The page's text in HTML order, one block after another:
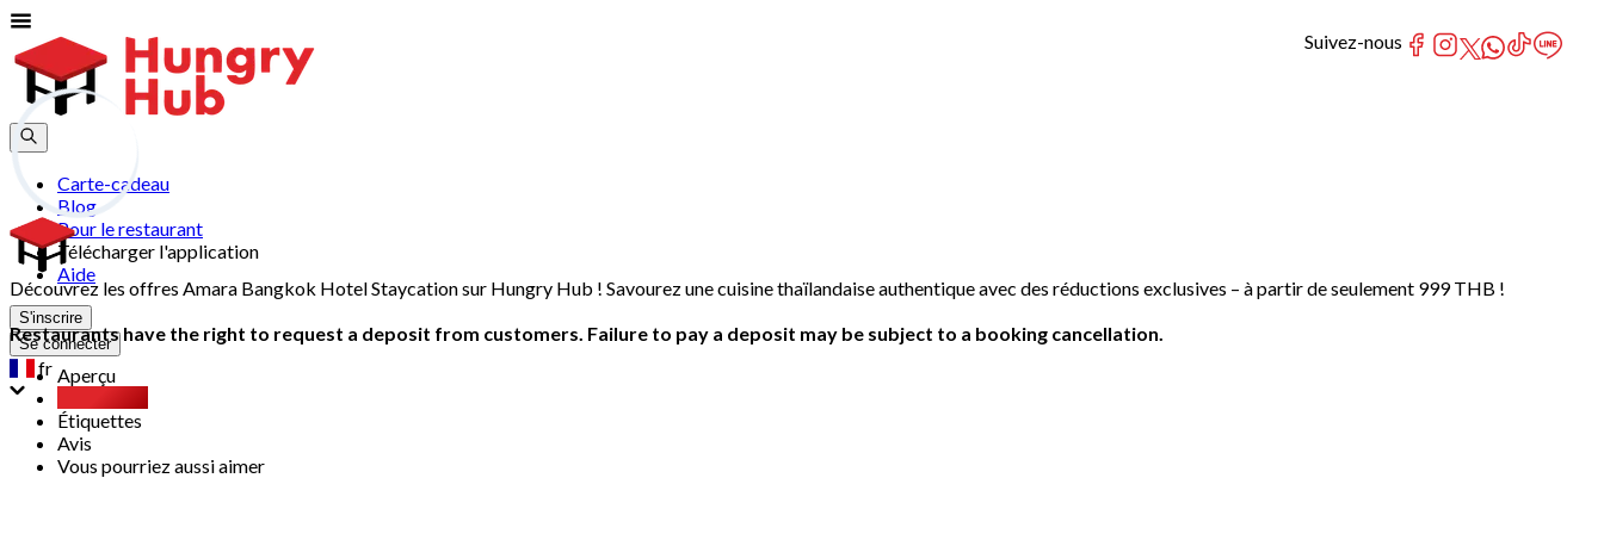
Carte-cadeau
Blog
Pour le restaurant
Télécharger l'application
Aide
S'inscrire
Se connecter
fr
Découvrez les offres Amara Bangkok Hotel Staycation sur Hungry Hub ! Savourez une cuisine thaïlandaise authentique avec des réductions exclusives – à partir de seulement 999 THB !
Restaurants have the right to request a deposit from customers. Failure to pay a deposit may be subject to a booking cancellation.
Aperçu
Étiquettes
Avis
Vous pourriez aussi aimer
Suivez-nous